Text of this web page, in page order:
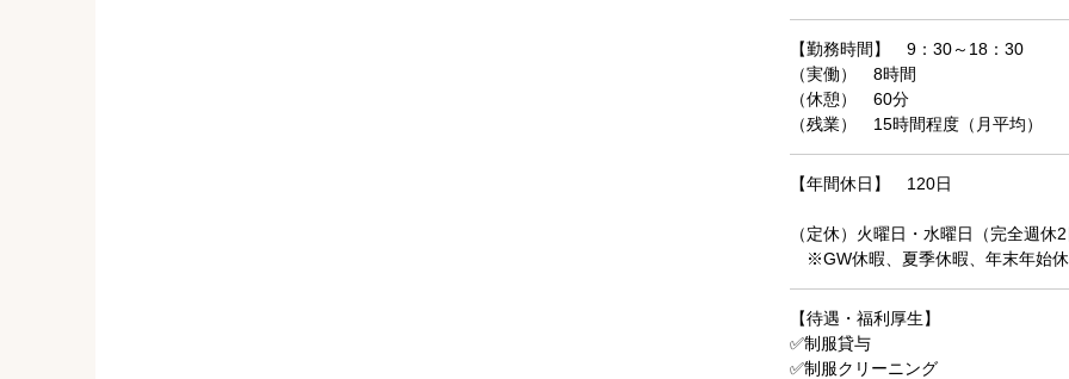
【勤務時間】 9：30～18：30
（実働） 8時間
（休憩） 60分
（残業） 15時間程度（月平均）
【年間休日】 120日
（定休）火曜日・水曜日（完全週休2
※GW休暇、夏季休暇、年末年始
【待遇・福利厚生】
✅制服貸与
✅制服クリーニング